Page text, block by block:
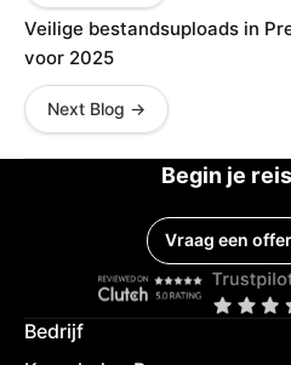
Veilige bestandsuploads in
voor 2025
Next Blog →
Begin je
Vraag een
Bedrijf